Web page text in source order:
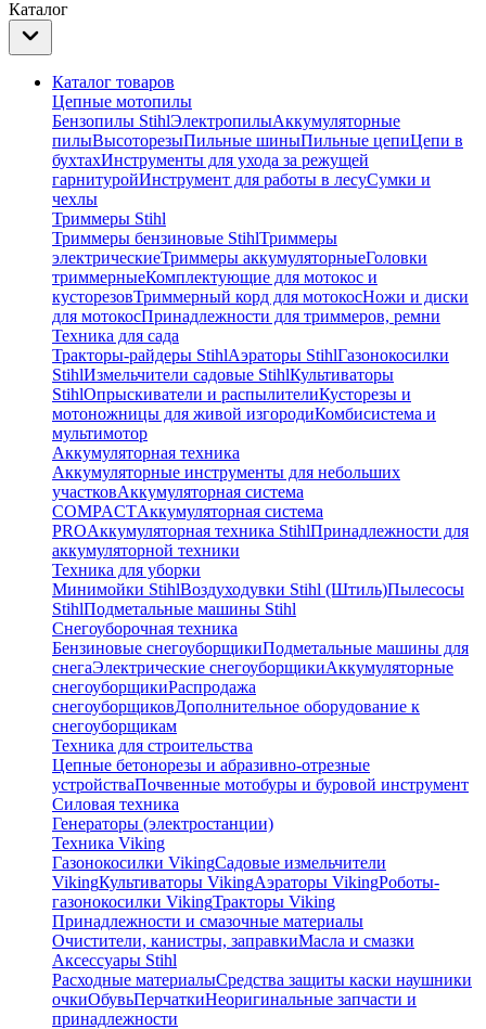
Каталог
Каталог товаров
Цепные мотопилы
Бензопилы StihlЭлектропилыАккумуляторные
пилыВысоторезыПильные шиныПильные цепиЦепи в
бухтахИнструменты для ухода за режущей
гарнитуройИнструмент для работы в лесуСумки и
чехлы
Триммеры Stihl
Триммеры бензиновые StihlТриммеры
электрическиеТриммеры аккумуляторныеГоловки
триммерныеКомплектующие для мотокос и
кусторезовТриммерный корд для мотокосНожи и диски
для мотокосПринадлежности для триммеров, ремни
Техника для сада
Тракторы-райдеры StihlАэраторы StihlГазонокосилки
StihlИзмельчители садовые StihlКультиваторы
StihlОпрыскиватели и распылителиКусторезы и
мотоножницы для живой изгородиКомбисистема и
мультимотор
Аккумуляторная техника
Аккумуляторные инструменты для небольших
участковАккумуляторная система
COMPACTАккумуляторная система
PROАккумуляторная техника StihlПринадлежности для
аккумуляторной техники
Техника для уборки
Минимойки StihlВоздуходувки Stihl (Штиль)Пылесосы
StihlПодметальные машины Stihl
Снегоуборочная техника
Бензиновые снегоуборщикиПодметальные машины для
снегаЭлектрические снегоуборщикиАккумуляторные
снегоуборщикиРаспродажа
снегоуборщиковДополнительное оборудование к
снегоуборщикам
Техника для строительства
Цепные бетонорезы и абразивно-отрезные
устройстваПочвенные мотобуры и буровой инструмент
Силовая техника
Генераторы (электростанции)
Техника Viking
Газонокосилки VikingСадовые измельчители
VikingКультиваторы VikingАэраторы VikingРоботы-
газонокосилки VikingТракторы Viking
Принадлежности и смазочные материалы
Очистители, канистры, заправкиМасла и смазки
Аксессуары Stihl
Расходные материалыСредства защиты каски наушники
очкиОбувьПерчаткиНеоригинальные запчасти и
принадлежности